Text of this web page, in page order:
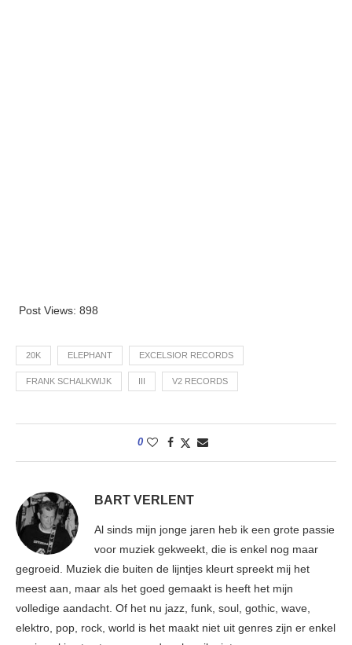
Post Views: 898
20K ELEPHANT EXCELSIOR RECORDS
FRANK SCHALKWIJK V2 RECORDS
0
BART VERLENT
Al sinds mijn jonge jaren heb ik een grote passie
voor muziek gekweekt, die is enkel nog maar
gegroeid. Muziek die buiten de lijntjes kleurt spreekt mij het
meest aan, maar als het goed gemaakt is heeft het mijn
volledige aandacht. Of het nu jazz, funk, soul, gothic, wave,
elektro, pop, rock, world is het maakt niet uit genres zijn er enkel